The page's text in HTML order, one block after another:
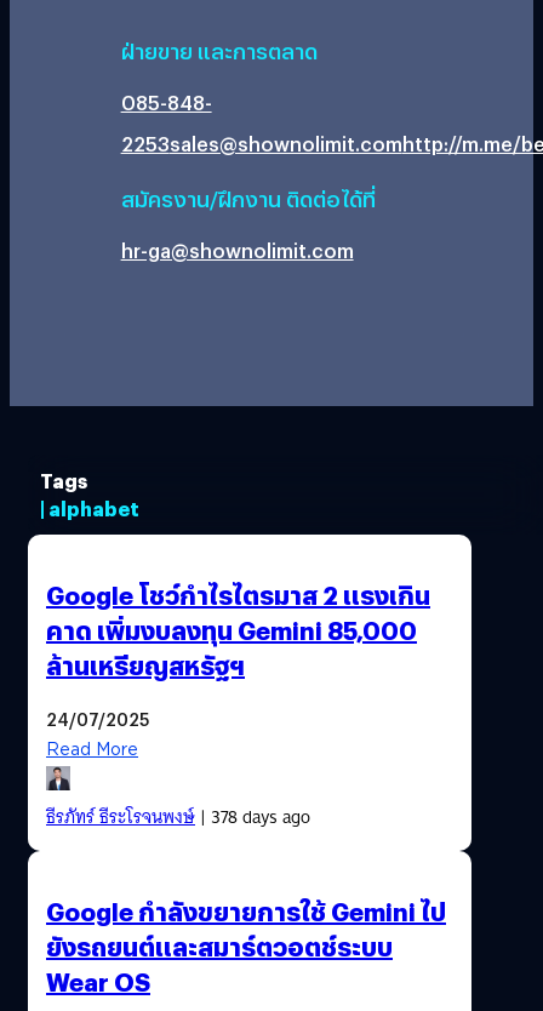
ฝ่ายขาย และการตลาด
085-848-
2253sales@shownolimit.comhttp://m.me/
สมัครงาน/ฝึกงาน ติดต่อได้ที่
hr-ga@shownolimit.com
Tags
| alphabet
Google โชว์กำไรไตรมาส 2 แรงเกิน
คาด เพิ่มงบลงทุน Gemini 85,000
ล้านเหรียญสหรัฐฯ
24/07/2025
Read More
ธีรภัทร์ ธีระโรจนพงษ์| 378 days ago
Google กำลังขยายการใช้ Gemini ไป
ยังรถยนต์และสมาร์ตวอตช์ระบบ
Wear OS